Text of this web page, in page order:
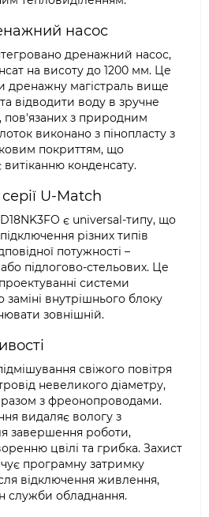
насос
дренажний насос,
на висоту до 1200 мм. Це
дренажну магістраль вище
відводити воду в зручне
пов'язаних з природним
виконано з пінопласту з
покриттям, що
конденсату.
U-Match
є universal-типу, що
різних типів
потужності –
підлогово-стельових. Це
системи
заміні внутрішнього блоку
зовнішній.
свіжого повітря
невеликого діаметру,
разом з фреонопроводами.
видаляє вологу з
завершення роботи,
цвілі та грибка. Захист
програмну затримку
відключення живлення,
служби обладнання.